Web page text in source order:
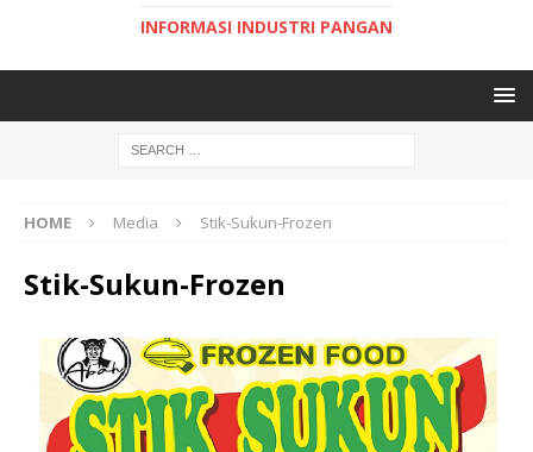
INFORMASI INDUSTRI PANGAN
HOME Media Stik-Sukun-Frozen
Stik-Sukun-Frozen